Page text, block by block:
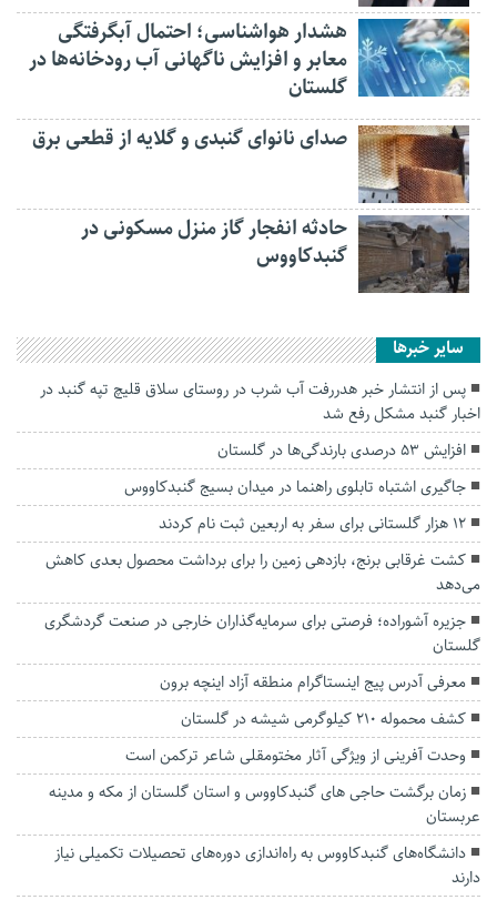
هشدار هواشناسی؛ احتمال آبگرفتگی
معابر و افزایش ناگهانی آب رودخانه‌ها در
گلستان
صدای نانوای گنبدی و گلایه از قطعی برق
حادثه انفجار گاز منزل مسکونی در
گنبدکاووس
سایر خبرها
پس از انتشار خبر هدررفت آب شرب در روستای سلاق قلیچ تپه گنبد در
اخبار گنبد مشکل رفع شد
افزایش ۵۳ درصدی بارندگی‌ها در گلستان
جاگیری اشتباه تابلوی راهنما در میدان بسیج گنبدکاووس
۱۲ هزار گلستانی برای سفر به اربعین ثبت نام کردند
کشت غرقابی برنج، بازدهی زمین را برای برداشت محصول بعدی کاهش
می‌دهد
جزیره آشوراده؛ فرصتی برای سرمایه‌گذاران خارجی در صنعت گردشگری
گلستان
معرفی آدرس پیج اینستاگرام منطقه آزاد اینچه برون
کشف محموله ۲۱۰ کیلوگرمی شیشه در گلستان
وحدت آفرینی از ویژگی آثار مختومقلی شاعر ترکمن است
زمان برگشت حاجی های گنبدکاووس و استان گلستان از مکه و مدینه
عربستان
دانشگاه‌های گنبدکاووس به راه‌اندازی دوره‌های تحصیلات تکمیلی نیاز
دارند